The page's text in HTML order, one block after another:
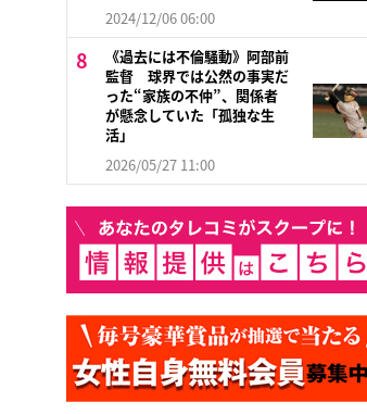
2024/12/06 06:00
《過去には不倫騒動》阿部前
監督 球界では公然の事実だ
った“家族の不仲”、関係者
が懸念していた「孤独な生
活」
2026/05/27 11:00